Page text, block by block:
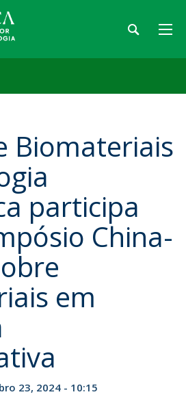
Biomateriais
participa
China-
em
23, 2024 - 10:15